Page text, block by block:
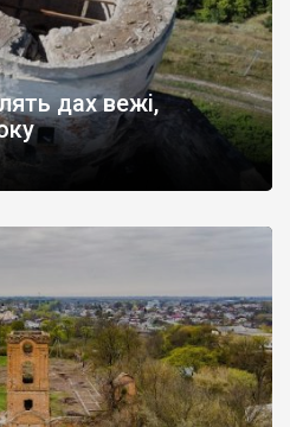
дах вежі,